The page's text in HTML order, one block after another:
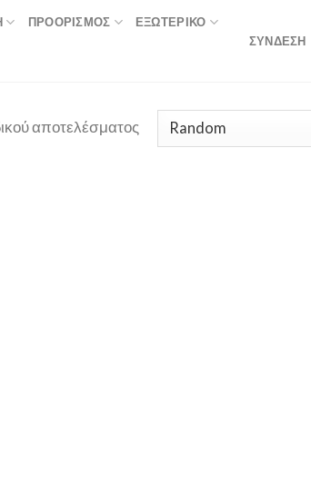
ΠΡΟΟΡΙΣΜΟΣ ΕΞΩΤΕΡΙΚΌ
ΣΎΝΔΕΣΗ
αποτελέσματος